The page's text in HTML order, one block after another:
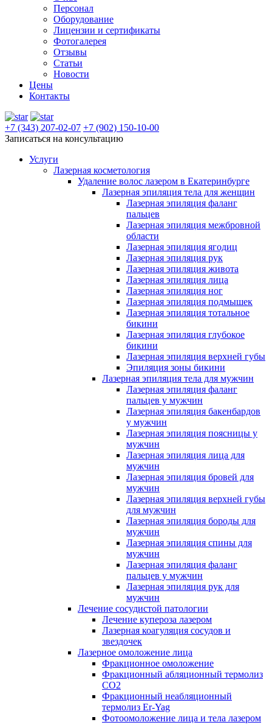
Персонал
Оборудование
Лицензии и сертификаты
Фотогалерея
Отзывы
Статьи
Новости
Цены
Контакты
+7 (343) 207-02-07 +7 (902) 150-10-00
Записаться на консультацию
Услуги
Лазерная косметология
Удаление волос лазером в Екатеринбурге
Лазерная эпиляция тела для женщин
Лазерная эпиляция фаланг
пальцев
Лазерная эпиляция межбровной
области
Лазерная эпиляция ягодиц
Лазерная эпиляция рук
Лазерная эпиляция живота
Лазерная эпиляция лица
Лазерная эпиляция ног
Лазерная эпиляция подмышек
Лазерная эпиляция тотальное
бикини
Лазерная эпиляция глубокое
бикини
Лазерная эпиляция верхней губы
Эпиляция зоны бикини
Лазерная эпиляция тела для мужчин
Лазерная эпиляция фаланг
пальцев у мужчин
Лазерная эпиляция бакенбардов
у мужчин
Лазерная эпиляция поясницы у
мужчин
Лазерная эпиляция лица для
мужчин
Лазерная эпиляция бровей для
мужчин
Лазерная эпиляция верхней губы
для мужчин
Лазерная эпиляция бороды для
мужчин
Лазерная эпиляция спины для
мужчин
Лазерная эпиляция фаланг
пальцев у мужчин
Лазерная эпиляция рук для
мужчин
Лечение сосудистой патологии
Лечение купероза лазером
Лазерная коагуляция сосудов и
звездочек
Лазерное омоложение лица
Фракционное омоложение
Фракционный абляционный термолиз
CO2
Фракционный неабляционный
термолиз Er-Yag
Фотоомоложение лица и тела лазером